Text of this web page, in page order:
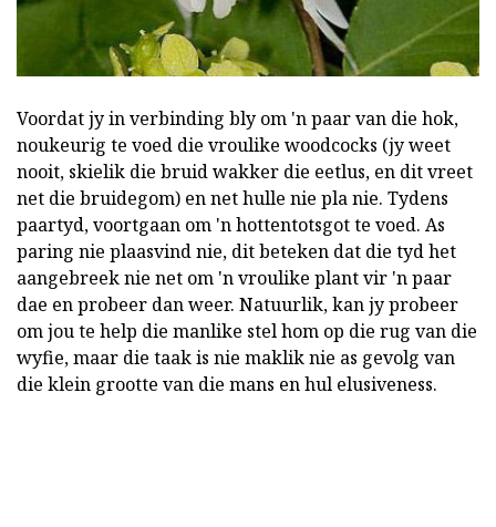
Voordat jy in verbinding bly om 'n paar van die hok,
noukeurig te voed die vroulike woodcocks (jy weet
nooit, skielik die bruid wakker die eetlus, en dit vreet
net die bruidegom) en net hulle nie pla nie. Tydens
paartyd, voortgaan om 'n hottentotsgot te voed. As
paring nie plaasvind nie, dit beteken dat die tyd het
aangebreek nie net om 'n vroulike plant vir 'n paar
dae en probeer dan weer. Natuurlik, kan jy probeer
om jou te help die manlike stel hom op die rug van die
wyfie, maar die taak is nie maklik nie as gevolg van
die klein grootte van die mans en hul elusiveness.